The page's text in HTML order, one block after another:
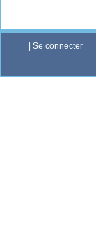
Se connecter